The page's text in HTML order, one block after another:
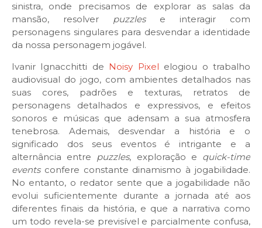
sinistra, onde precisamos de explorar as salas da
mansão, resolver puzzles e interagir com
personagens singulares para desvendar a identidade
da nossa personagem jogável.
Ivanir Ignacchitti de Noisy Pixel elogiou o trabalho
audiovisual do jogo, com ambientes detalhados nas
suas cores, padrões e texturas, retratos de
personagens detalhados e expressivos, e efeitos
sonoros e músicas que adensam a sua atmosfera
tenebrosa. Ademais, desvendar a história e o
significado dos seus eventos é intrigante e a
alternância entre puzzles, exploração e quick-time
events confere constante dinamismo à jogabilidade.
No entanto, o redator sente que a jogabilidade não
evolui suficientemente durante a jornada até aos
diferentes finais da história, e que a narrativa como
um todo revela-se previsível e parcialmente confusa,